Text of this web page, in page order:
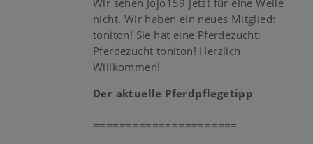
​​​​Wir sehen Jojo159 jetzt für eine Weile
nicht. Wir haben ein neues Mitglied:
toniton! Sie hat eine Pferdezucht:
Pferdezucht toniton! Herzlich
Willkommen!
Der aktuelle Pferdpflegetipp
======================